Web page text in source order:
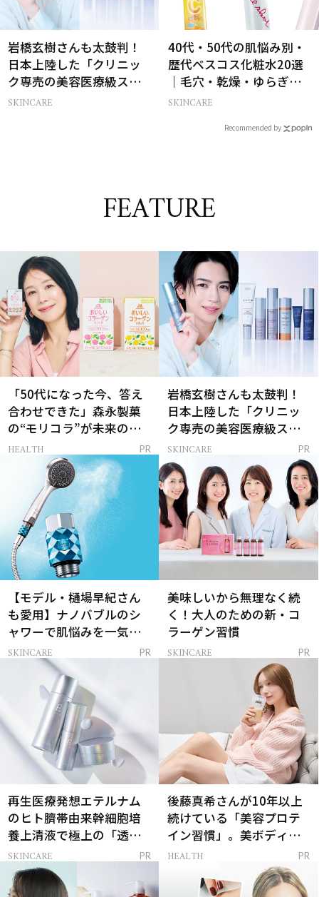
岩橋玄樹さんも太鼓判！
日本上陸した「クリニッ
ク専売の美容医療級スキ
ンケア」
SKINCARE
40代・50代の肌悩み別・
歴代ベスコス化粧水20選
｜毛穴・乾燥・ゆらぎな
ど
SKINCARE
Recommended by
FEATURE
「50代になった今、答え
合わせできた」森永製菓
の“モリコラ”が未来のキ
レイを連れてくる！
HEALTH PR
岩橋玄樹さんも太鼓判！
日本上陸した「クリニッ
ク専売の美容医療級スキ
ンケア」
SKINCARE PR
【モデル・樋場早紀さん
も愛用】ナノバブルのシ
ャワーで肌悩みを一気に
解決
SKINCARE PR
美味しいから無理なく続
く！大人のための新・コ
ラーゲン習慣
SKINCARE PR
再生医療発想エテルナム
のヒト臍帯由来幹細胞培
養上清液で極上の「透明
感ハリ肌」へ
SKINCARE PR
後藤真希さんが10年以上
続けている「美容プロテ
イン習慣」。美ボディを
支える朝ルーティンと
HEALTH PR